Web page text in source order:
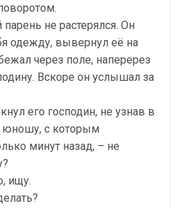
не растерялся. Он
одежду, вывернул её на
через поле, наперерез
Вскоре он услышал за
его господин, не узнав в
юношу, с которым
минут назад, – не
ищу.